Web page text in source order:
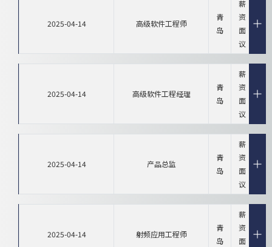
2025-04-14 高级软件工程师
青
岛
薪
资
面
议
2025-04-14 高级软件工程经理
青
岛
薪
资
面
议
2025-04-14 产品总监
青
岛
薪
资
面
议
2025-04-14 射频应用工程师
青
岛
薪
资
面